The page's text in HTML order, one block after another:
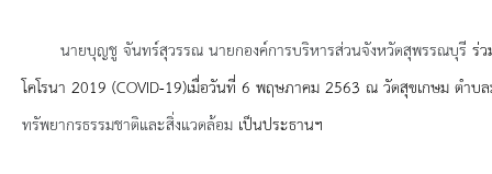
ยุทธศาสตร์การพัฒนา
ประวัตินายก
นายบุญชู จันทร์สุวรรณ นายกองค์การบริหารส่วนจังหวัดสุพรรณบุรี ร่
โคโรนา 2019 (COVID-19)เมื่อวันที่ 6 พฤษภาคม 2563 ณ วัดสุขเกษม ตำบ
ทรัพยากรธรรมชาติและสิ่งแวดล้อม เป็นประธานฯ